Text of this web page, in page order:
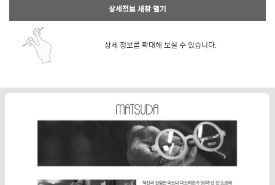
상세정보 새창 열기
상세 정보를 확대해 보실 수 있습니다.